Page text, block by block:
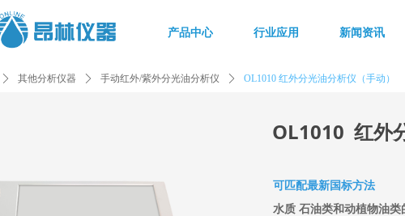
产品中心 行业应用 新闻资讯
OL1010 红外
可匹配最新国标方法
水质 石油类和动植物油类
ꄲ 其他分析仪器 ꄲ 手动红外/紫外分光油分析仪 ꄲ OL1010 红外分光油分析仪（手动）